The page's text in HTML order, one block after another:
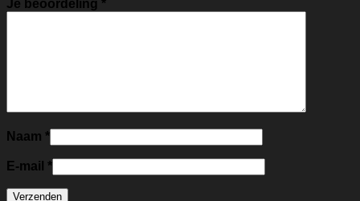
Je beoordeling *
Naam *
E-mail *